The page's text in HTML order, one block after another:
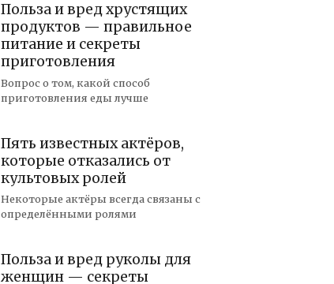
Польза и вред хрустящих
продуктов — правильное
питание и секреты
приготовления
Вопрос о том, какой способ
приготовления еды лучше
Пять известных актёров,
которые отказались от
культовых ролей
Некоторые актёры всегда связаны с
определёнными ролями
Польза и вред руколы для
женщин — секреты